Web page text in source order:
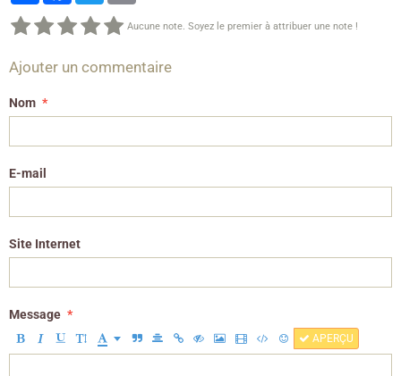
Aucune note. Soyez le premier à attribuer une note !
Ajouter un commentaire
Nom
E-mail
Site Internet
Message
APERÇU